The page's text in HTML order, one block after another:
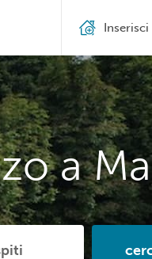
a